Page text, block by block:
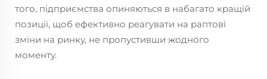
того, підприємства опиняються в набагато кращій
позиції, щоб ефективно реагувати на раптові
зміни на ринку, не пропустивши жодного
моменту.